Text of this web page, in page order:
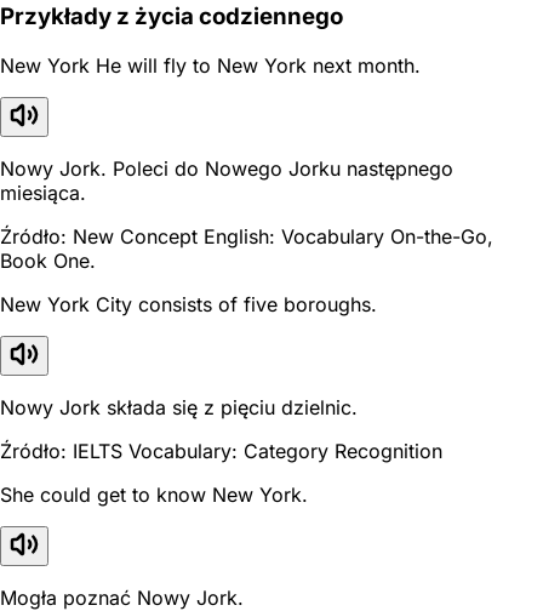
Przykłady z życia codziennego
New York He will fly to New York next month.
Nowy Jork. Poleci do Nowego Jorku następnego
miesiąca.
Źródło: New Concept English: Vocabulary On-the-Go,
Book One.
New York City consists of five boroughs.
Nowy Jork składa się z pięciu dzielnic.
Źródło: IELTS Vocabulary: Category Recognition
She could get to know New York.
Mogła poznać Nowy Jork.